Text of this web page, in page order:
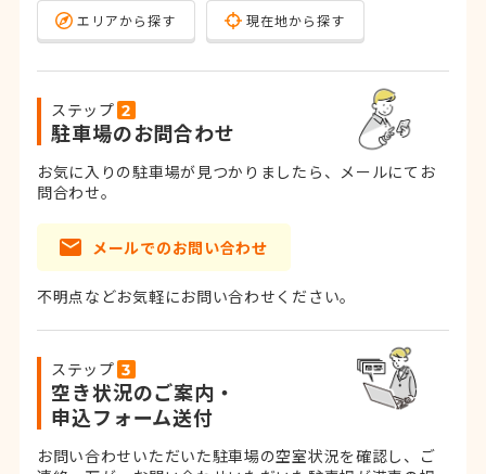
エリアから探す 現在地から探す
ステップ
駐車場のお問合わせ
お気に入りの駐車場が見つかりましたら、メールにてお
問合わせ。
メールでのお問い合わせ
不明点などお気軽にお問い合わせください。
ステップ
空き状況のご案内・
申込フォーム送付
お問い合わせいただいた駐車場の空室状況を確認し、ご